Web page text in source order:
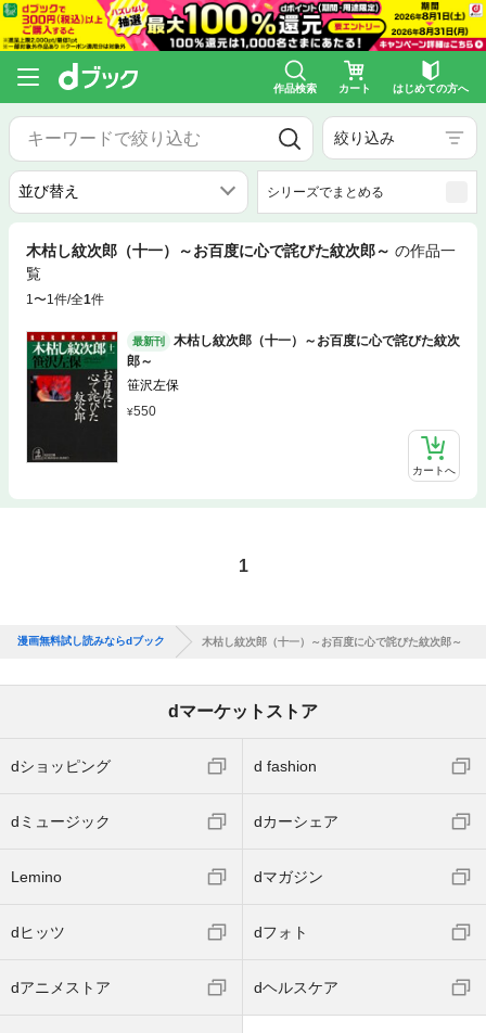
作品検索 カート はじめての方へ
絞り込み
シリーズでまとめる
木枯し紋次郎（十一）～お百度に心で詫びた紋次郎～ の作品一
覧
1〜1件/全1件
最新刊
木枯し紋次郎（十一）～お百度に心で詫びた紋次
郎～
笹沢左保
550
カートへ
1
漫画無料試し読みならdブック 木枯し紋次郎（十一）～お百度に心で詫びた紋次郎～
dマーケットストア
dショッピング d fashion
dミュージック dカーシェア
Lemino dマガジン
dヒッツ dフォト
dアニメストア dヘルスケア